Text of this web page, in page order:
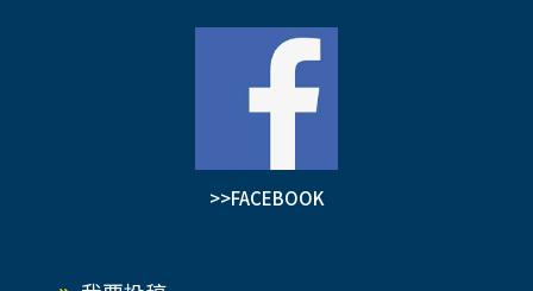
清末以前的中國、百年以前的英國，國力都曾不可
一世。同理，誰能保證美國不會逐步衰退？…
>>FACEBOOK